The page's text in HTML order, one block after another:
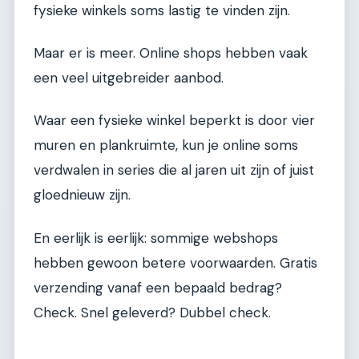
fysieke winkels soms lastig te vinden zijn.
Maar er is meer. Online shops hebben vaak
een veel uitgebreider aanbod.
Waar een fysieke winkel beperkt is door vier
muren en plankruimte, kun je online soms
verdwalen in series die al jaren uit zijn of juist
gloednieuw zijn.
En eerlijk is eerlijk: sommige webshops
hebben gewoon betere voorwaarden. Gratis
verzending vanaf een bepaald bedrag?
Check. Snel geleverd? Dubbel check.